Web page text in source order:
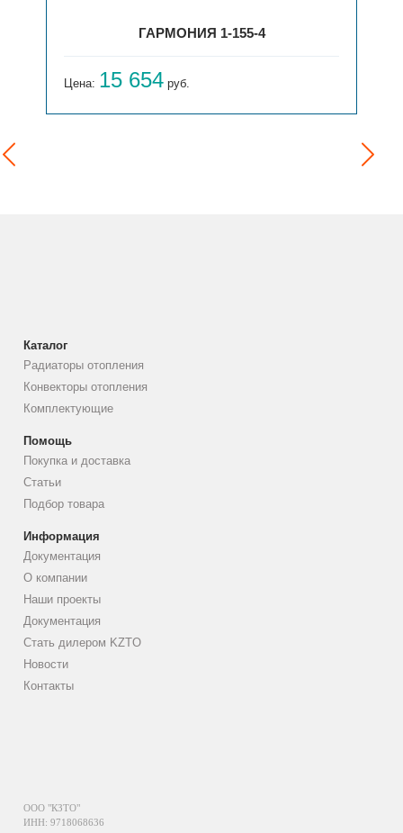
ГАРМОНИЯ 1-155-4
Цена: 15 654 руб.
Каталог
Радиаторы отопления
Конвекторы отопления
Комплектующие
Помощь
Покупка и доставка
Статьи
Подбор товара
Информация
Документация
О компании
Наши проекты
Документация
Стать дилером KZTO
Новости
Контакты
ООО "КЗТО"
ИНН: 9718068636